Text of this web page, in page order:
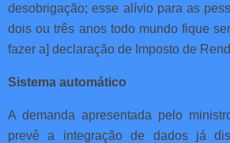
desobrigação; esse alívio para as
dois ou três anos todo mundo fique
fazer a] declaração de Imposto de
Sistema automático
A demanda apresentada pelo
prevê a integração de dados já